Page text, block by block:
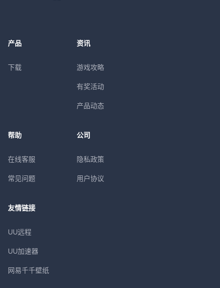
产品
下载
资讯
游戏攻略
有奖活动
产品动态
帮助
在线客服
常见问题
公司
隐私政策
用户协议
友情链接
UU远程
UU加速器
网易千千壁纸